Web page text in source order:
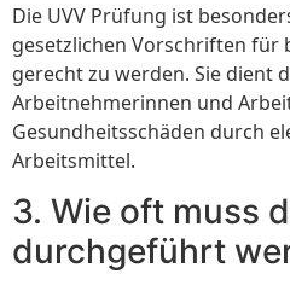
Die UVV Prüfung ist
gesetzlichen Vorschriften für
gerecht zu werden. Sie dient
Arbeitnehmerinnen und
Gesundheitsschäden durch
Arbeitsmittel.
3. Wie oft muss
durchgeführt